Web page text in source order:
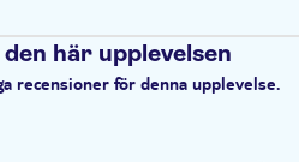
här upplevelsen
recensioner för denna upplevelse.